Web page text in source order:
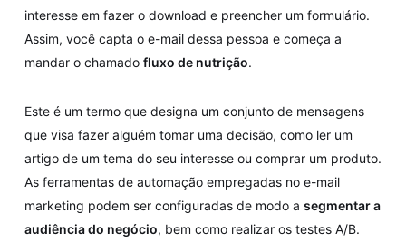
interesse em fazer o download e preencher um formulário.
Assim, você capta o e-mail dessa pessoa e começa a
mandar o chamado fluxo de nutrição.
Este é um termo que designa um conjunto de mensagens
que visa fazer alguém tomar uma decisão, como ler um
artigo de um tema do seu interesse ou comprar um produto.
As ferramentas de automação empregadas no e-mail
marketing podem ser configuradas de modo a segmentar a
audiência do negócio, bem como realizar os testes A/B.